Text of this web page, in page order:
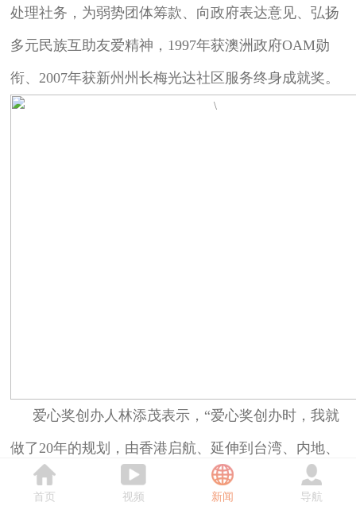
处理社务，为弱势团体筹款、向政府表达意见、弘扬
多元民族互助友爱精神，1997年获澳洲政府OAM勋
衔、2007年获新州州长梅光达社区服务终身成就奖。
爱心奖创办人林添茂表示，“爱心奖创办时，我就
做了20年的规划，由香港启航、延伸到台湾、内地、
全球华人地区，我们将按计划：2025年第20届起，全
首页 视频 新闻 导航